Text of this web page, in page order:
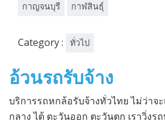
กาญจนบุรี กาฬสินธุ์
Category : ทั่วไป
อ้วนรถรับจ้าง
บริการรถหกล้อรับจ้างทั่วไทย ไม่ว่าจ
กลาง ไต้ ตะวันออก ตะวันตก เราวิ่งร